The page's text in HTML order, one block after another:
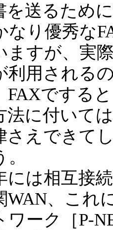
送るため
なり優秀な
ますが、実
利用される
FAXでする
法に付いて
さえできて
は相互接
WAN、これ
ワーク［P-